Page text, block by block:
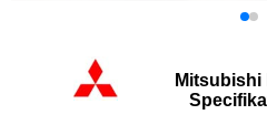
Mitsubishi